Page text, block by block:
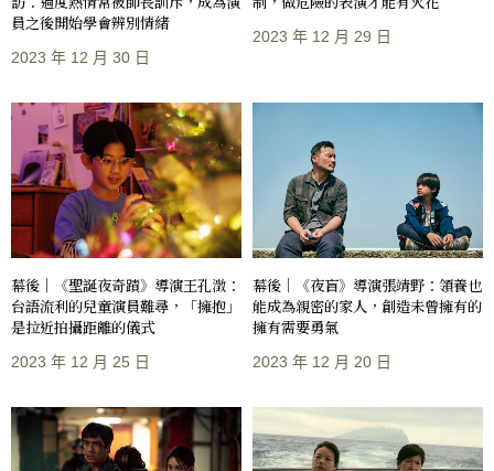
員之後開始學會辨別情緒
2023 年 12 月 30 日
2023 年 12 月 29 日
幕後｜《聖誕夜奇蹟》導演王孔澂：
台語流利的兒童演員難尋，「擁抱」
是拉近拍攝距離的儀式
2023 年 12 月 25 日
幕後｜《夜盲》導演張靖野：領養也
能成為親密的家人，創造未曾擁有的
擁有需要勇氣
2023 年 12 月 20 日